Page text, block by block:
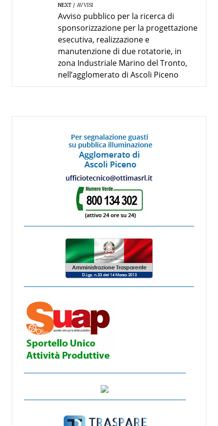
NEXT AVVISI
Avviso pubblico per la ricerca di
sponsorizzazione per la progettazione
esecutiva, realizzazione e
manutenzione di due rotatorie, in
zona Industriale Marino del Tronto,
nell’agglomerato di Ascoli Piceno